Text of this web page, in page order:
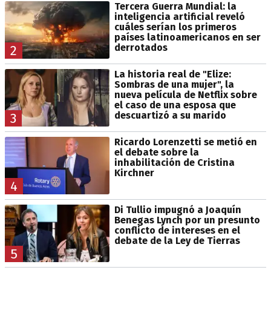
2
Tercera Guerra Mundial: la
inteligencia artificial reveló
cuáles serían los primeros
países latinoamericanos en ser
derrotados
3
La historia real de "Elize:
Sombras de una mujer", la
nueva película de Netflix sobre
el caso de una esposa que
descuartizó a su marido
4
Ricardo Lorenzetti se metió en
el debate sobre la
inhabilitación de Cristina
Kirchner
5
Di Tullio impugnó a Joaquín
Benegas Lynch por un presunto
conflicto de intereses en el
debate de la Ley de Tierras